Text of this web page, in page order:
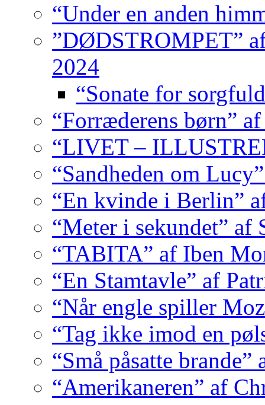
“Under en anden
”DØDSTROMPET”
2024
“Sonate for
“Forræderens børn”
“LIVET –
“Sandheden om
“En kvinde i Berlin”
“Meter i sekundet” af
“TABITA” af Iben
“En Stamtavle” af
“Når engle spiller
“Tag ikke imod en
“Små påsatte
“Amerikaneren” af